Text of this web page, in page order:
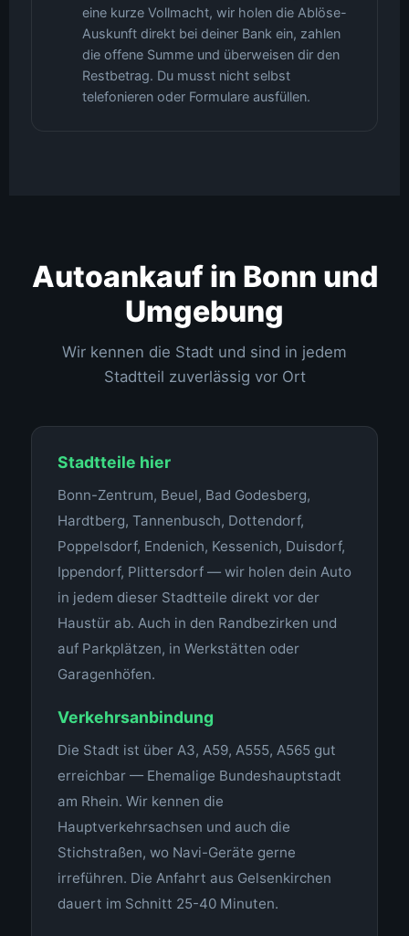
eine kurze Vollmacht, wir holen die Ablöse-
Auskunft direkt bei deiner Bank ein, zahlen
die offene Summe und überweisen dir den
Restbetrag. Du musst nicht selbst
telefonieren oder Formulare ausfüllen.
Autoankauf in Bonn und
Umgebung
Wir kennen die Stadt und sind in jedem
Stadtteil zuverlässig vor Ort
Stadtteile hier
Bonn-Zentrum, Beuel, Bad Godesberg,
Hardtberg, Tannenbusch, Dottendorf,
Poppelsdorf, Endenich, Kessenich, Duisdorf,
Ippendorf, Plittersdorf — wir holen dein Auto
in jedem dieser Stadtteile direkt vor der
Haustür ab. Auch in den Randbezirken und
auf Parkplätzen, in Werkstätten oder
Garagenhöfen.
Verkehrsanbindung
Die Stadt ist über A3, A59, A555, A565 gut
erreichbar — Ehemalige Bundeshauptstadt
am Rhein. Wir kennen die
Hauptverkehrsachsen und auch die
Stichstraßen, wo Navi-Geräte gerne
irreführen. Die Anfahrt aus Gelsenkirchen
dauert im Schnitt 25-40 Minuten.